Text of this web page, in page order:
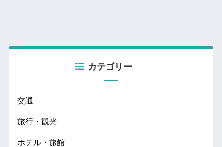
カテゴリー
交通
旅行・観光
ホテル・旅館